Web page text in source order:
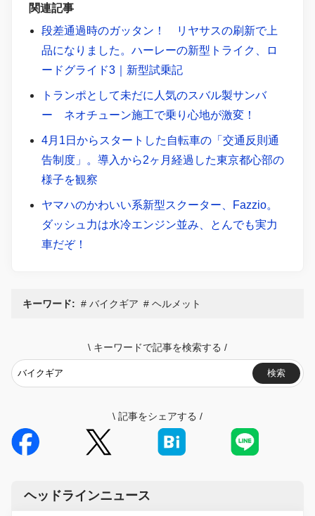
関連記事
段差通過時のガッタン！ リヤサスの刷新で上
品になりました。ハーレーの新型トライク、ロ
ードグライド3｜新型試乗記
トランポとして未だに人気のスバル製サンバ
ー ネオチューン施工で乗り心地が激変！
4月1日からスタートした自転車の「交通反則通
告制度」。導入から2ヶ月経過した東京都心部の
様子を観察
ヤマハのかわいい系新型スクーター、Fazzio。
ダッシュ力は水冷エンジン並み、とんでも実力
車だぞ！
キーワード: バイクギア ヘルメット
\ キーワードで記事を検索する /
検索
\ 記事をシェアする /
ヘッドラインニュース